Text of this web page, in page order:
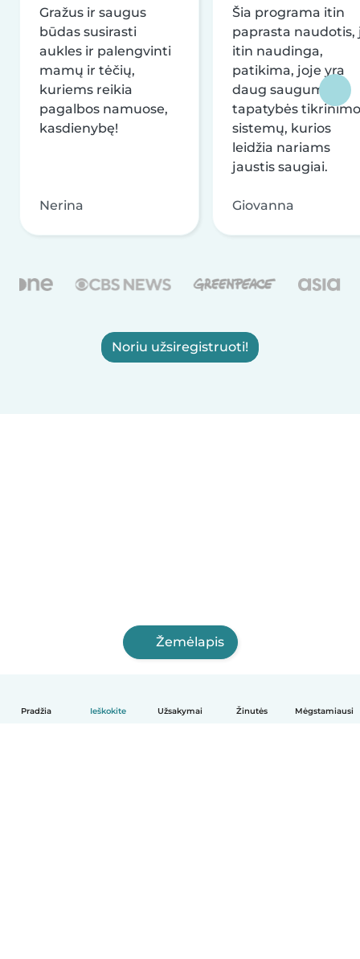
Pradžia Ieškokite Užsakymai Žinutės Mėgstamiausi
Gražus ir saugus
būdas susirasti
aukles ir palengvinti
mamų ir tėčių,
kuriems reikia
pagalbos namuose,
kasdienybę!
Nerina
Šia programa itin
paprasta naudotis,
itin naudinga,
patikima, joje yra
daug saugumo ir
tapatybės tikrinimo
sistemų, kurios
leidžia nariams
jaustis saugiai.
Giovanna
Noriu užsiregistruoti!
Žemėlapis